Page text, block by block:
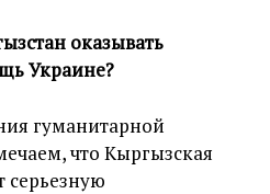
оказывать
Украине?
гуманитарной
что Кыргызская
серьезную